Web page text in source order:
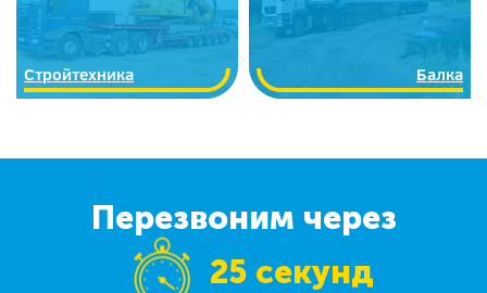
Стройтехника Балка
Перезвоним через
25 секунд